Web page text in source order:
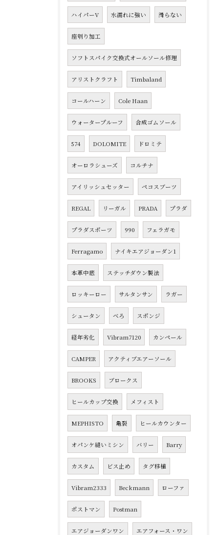
ハイパーV 水濡れに強い 滑らない
座刳り加工
ソフトスパイク交換式オールソール修理
アリストクラフト Timbaland
コールハーン Cole Haan
ウォータープルーフ 合成ゴムソール
574 DOLOMITE ドロミテ
オーロラシューズ コルチナ
アイリッシュセッター ペコスブーツ
REGAL リーガル PRADA プラダ
プラダスポーツ 990 フェラガモ
Ferragamo ナイキエアジョーダン1
本革中底 ステッチダウン製法
ロッキーロー サルタンサン ラガー
シュータン べろ スポンジ
経年劣化 Vibram7120 カンペール
CAMPER アクティブエアーソール
BROOKS ブロークス
ヒールカップ交換 メフィスト
MEPHISTO 亀裂 ヒールカウンター
オパンケ縫いミシン バリー Barry
カスタム ビス止め タグ移植
Vibram2333 Beckmann ローファ
ポストマン Postman
エアジョーダンワン エアフォース・ワン